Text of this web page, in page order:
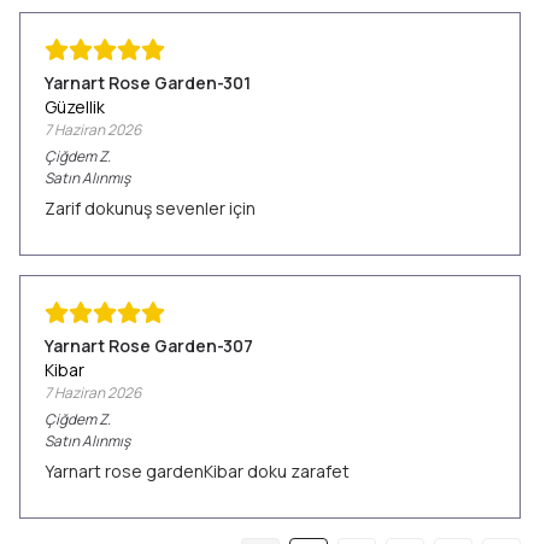
Yarnart Rose Garden-301
Güzellik
7 Haziran 2026
ÇiğdemZ.
Satın Alınmış
Zarif dokunuş sevenler için
Yarnart Rose Garden-307
Kibar
7 Haziran 2026
ÇiğdemZ.
Satın Alınmış
Yarnart rose gardenKibar doku zarafet